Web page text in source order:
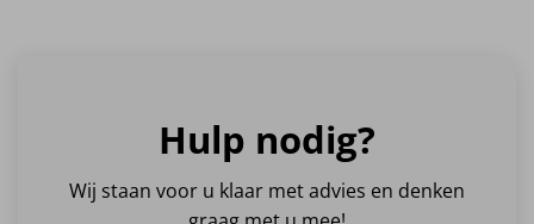
Hulp nodig?
Wij staan voor u klaar met advies en denken